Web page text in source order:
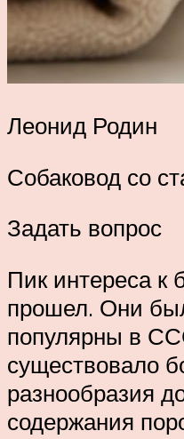
Леонид Родин
Собаковод со
Задать вопрос
Пик интереса к
прошел. Они
популярны в
существовало
разнообразия
содержания